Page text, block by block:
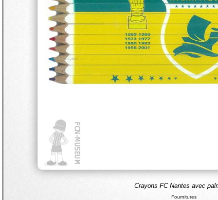
Crayons FC Nantes avec
Fournitures